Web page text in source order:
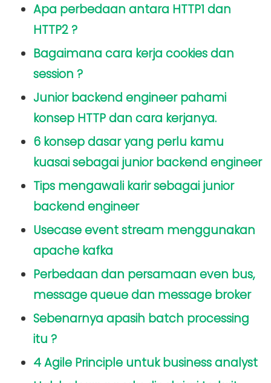
Apa perbedaan antara HTTP1 dan
HTTP2 ?
Bagaimana cara kerja cookies dan
session ?
Junior backend engineer pahami
konsep HTTP dan cara kerjanya.
6 konsep dasar yang perlu kamu
kuasai sebagai junior backend engineer
Tips mengawali karir sebagai junior
backend engineer
Usecase event stream menggunakan
apache kafka
Perbedaan dan persamaan even bus,
message queue dan message broker
Sebenarnya apasih batch processing
itu ?
4 Agile Principle untuk business analyst